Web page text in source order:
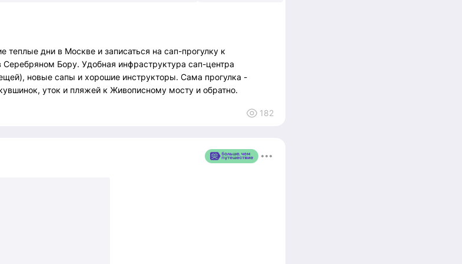
теплые дни в Москве и записаться на сап-прогулку к
Бору. Удобная инфраструктура сап-центра
новые сапы и хорошие инструкторы. Сама прогулка -
уток и пляжей к Живописному мосту и обратно.
182